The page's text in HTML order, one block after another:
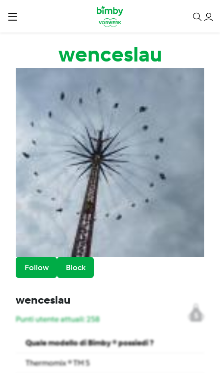
Salta al contenuto principale
wenceslau
Follow Block
wenceslau
5
Punti utente attuali: 258
Quale modello di Bimby ® possiedi ?
Thermomix ® TM 5